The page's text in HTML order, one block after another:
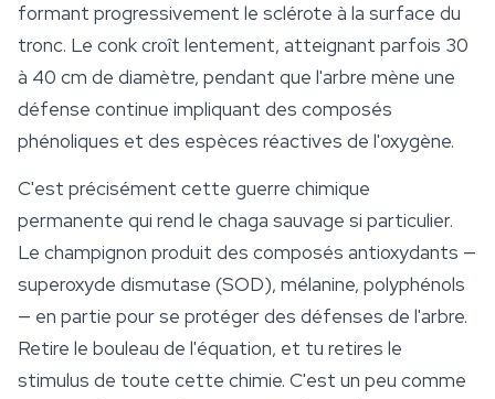
formant progressivement le sclérote à la surface du
tronc. Le conk croît lentement, atteignant parfois 30
à 40 cm de diamètre, pendant que l'arbre mène une
défense continue impliquant des composés
phénoliques et des espèces réactives de l'oxygène.
C'est précisément cette guerre chimique
permanente qui rend le chaga sauvage si particulier.
Le champignon produit des composés antioxydants —
superoxyde dismutase (SOD), mélanine, polyphénols
— en partie pour se protéger des défenses de l'arbre.
Retire le bouleau de l'équation, et tu retires le
stimulus de toute cette chimie. C'est un peu comme